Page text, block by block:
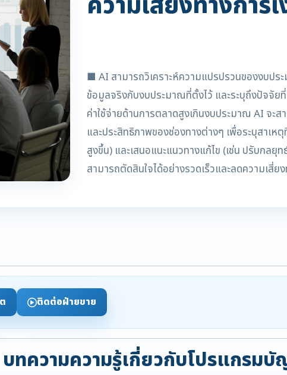
■ AI สามารถวิเคราะห์ความแปรปรวนของงบปร
ข้อมูลจริงกับงบประมาณที่ตั้งไว้ และระบุถึงปัจจัย
ค่าใช้จ่ายด้านการตลาดสูงเกินงบประมาณ AI จะ
และประสิทธิภาพของช่องทางต่างๆ เพื่อระบุสาเ
สูงขึ้น) และเสนอแนะแนวทางแก้ไข (เช่น ปรับกลยุ
สามารถตัดสินใจได้อย่างรวดเร็วและลดความเสี่ยง
ติดต่อฝ่ายขาย
บทความความรู้เกี่ยวกับโปรแกรม